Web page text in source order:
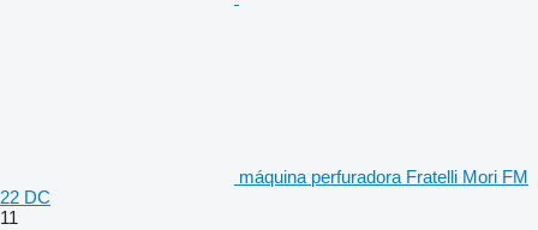
máquina perfuradora Fratelli Mori FM
22 DC
11